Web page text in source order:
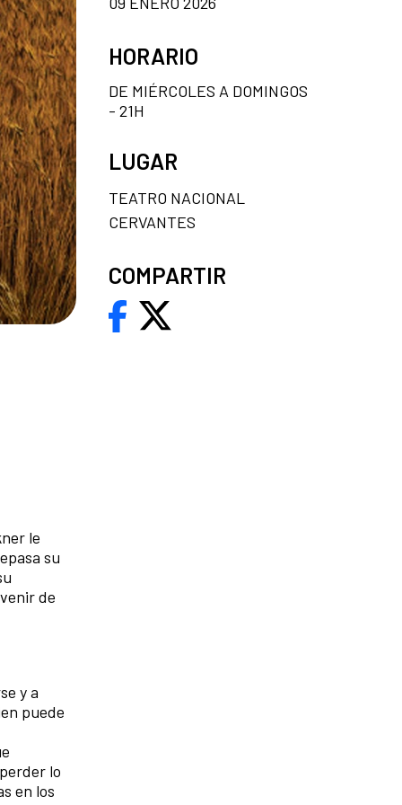
le
su
de
y a
puede
lo
en los
HORARIO
DE MIÉRCOLES A DOMINGOS
- 21H
LUGAR
TEATRO NACIONAL
CERVANTES
COMPARTIR